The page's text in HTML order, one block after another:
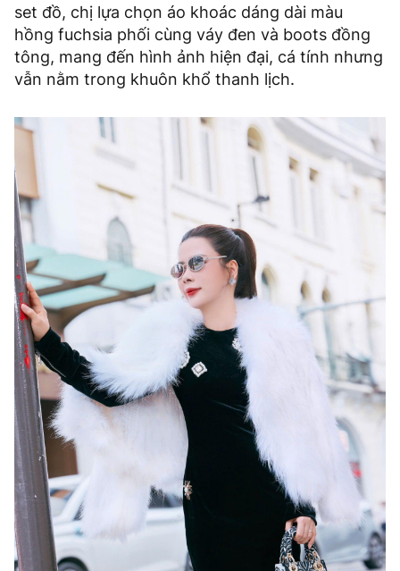
set đồ, chị lựa chọn áo khoác dáng dài màu
hồng fuchsia phối cùng váy đen và boots đồng
tông, mang đến hình ảnh hiện đại, cá tính nhưng
vẫn nằm trong khuôn khổ thanh lịch.